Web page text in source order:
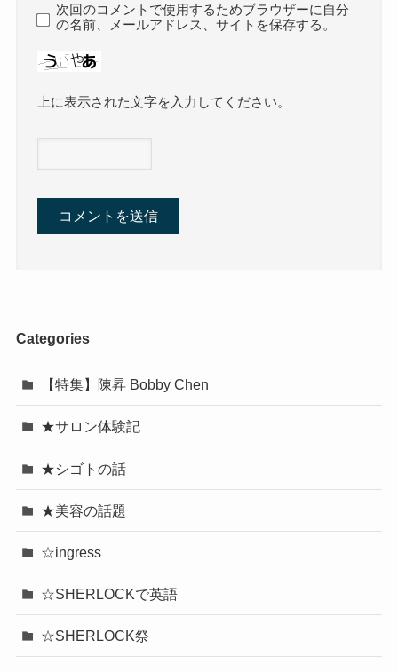
次回のコメントで使用するためブラウザーに自分
の名前、メールアドレス、サイトを保存する。
上に表示された文字を入力してください。
Categories
【特集】陳昇 Bobby Chen
★サロン体験記
★シゴトの話
★美容の話題
☆ingress
☆SHERLOCKで英語
☆SHERLOCK祭